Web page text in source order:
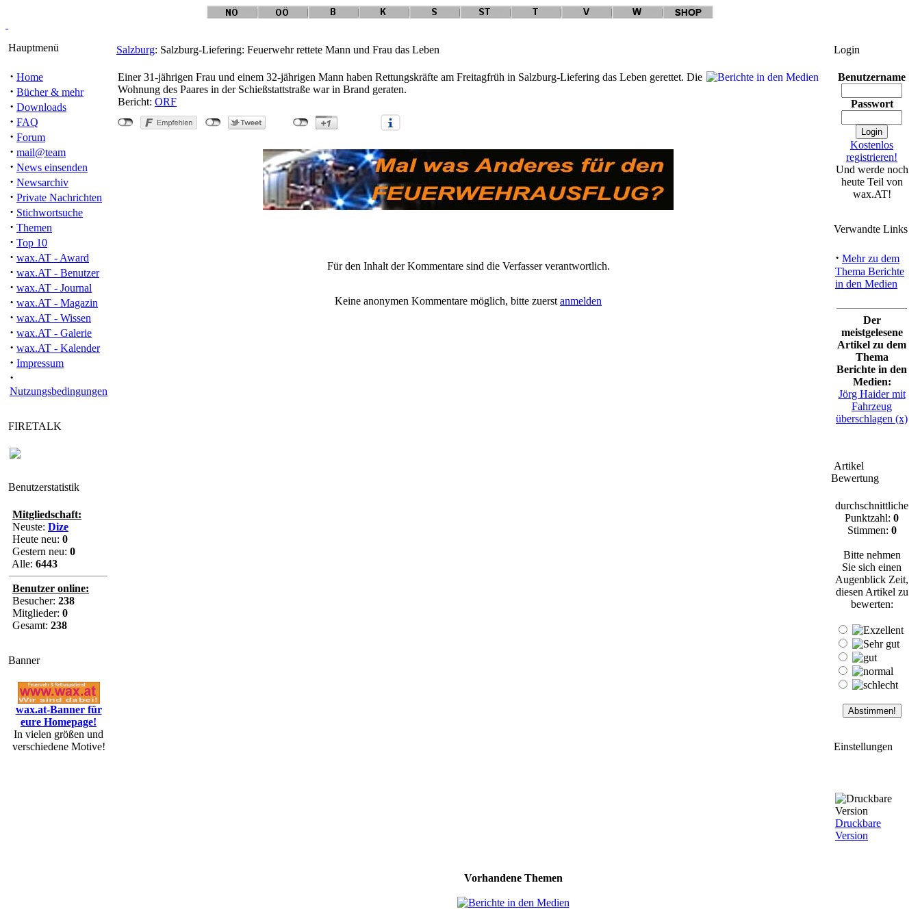
Hauptmenü
· Home
· Bücher & mehr
· Downloads
· FAQ
· Forum
· mail@team
· News einsenden
· Newsarchiv
· Private Nachrichten
· Stichwortsuche
· Themen
· Top 10
· wax.AT - Award
· wax.AT - Benutzer
· wax.AT - Journal
· wax.AT - Magazin
· wax.AT - Wissen
· wax.AT - Galerie
· wax.AT - Kalender
· Impressum
·
Nutzungsbedingungen
FIRETALK
Benutzerstatistik
Mitgliedschaft:
Neuste: Dize
Heute neu: 0
Gestern neu: 0
Alle: 6443
Benutzer online:
Besucher: 238
Mitglieder: 0
Gesamt: 238
Banner
wax.at-Banner für
eure Homepage!
In vielen größen und
verschiedene Motive!
Salzburg: Salzburg-Liefering: Feuerwehr rettete Mann und Frau das Leben
Einer 31-jährigen Frau und einem 32-jährigen Mann haben Rettungskräfte am Freitagfrüh in Salzburg-Liefering das Leben gerettet. Die
Wohnung des Paares in der Schießstattstraße war in Brand geraten.
Bericht: ORF
Für den Inhalt der Kommentare sind die Verfasser verantwortlich.
Keine anonymen Kommentare möglich, bitte zuerst anmelden
Login
Benutzername
Passwort
Kostenlos
registrieren!
Und werde noch
heute Teil von
wax.AT!
Verwandte Links
· Mehr zu dem
Thema Berichte
in den Medien
Der
meistgelesene
Artikel zu dem
Thema
Berichte in den
Medien:
Jörg Haider mit
Fahrzeug
überschlagen (x)
Artikel
Bewertung
durchschnittliche
Punktzahl: 0
Stimmen: 0
Bitte nehmen
Sie sich einen
Augenblick Zeit,
diesen Artikel zu
bewerten:
Einstellungen
Druckbare
Version
Vorhandene Themen